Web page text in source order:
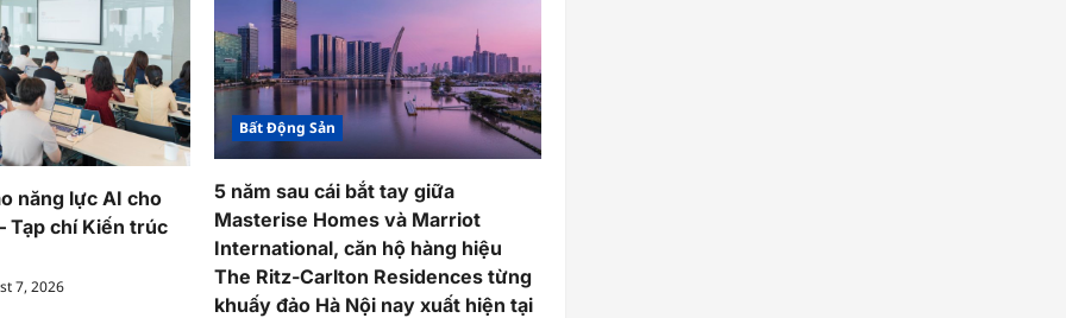
năng lực AI cho
Tạp chí Kiến trúc
7, 2026
Bất Động Sản
5 năm sau cái bắt tay giữa
Masterise Homes và Marriot
International, căn hộ hàng hiệu
The Ritz-Carlton Residences từng
khuấy đảo Hà Nội nay xuất hiện tại